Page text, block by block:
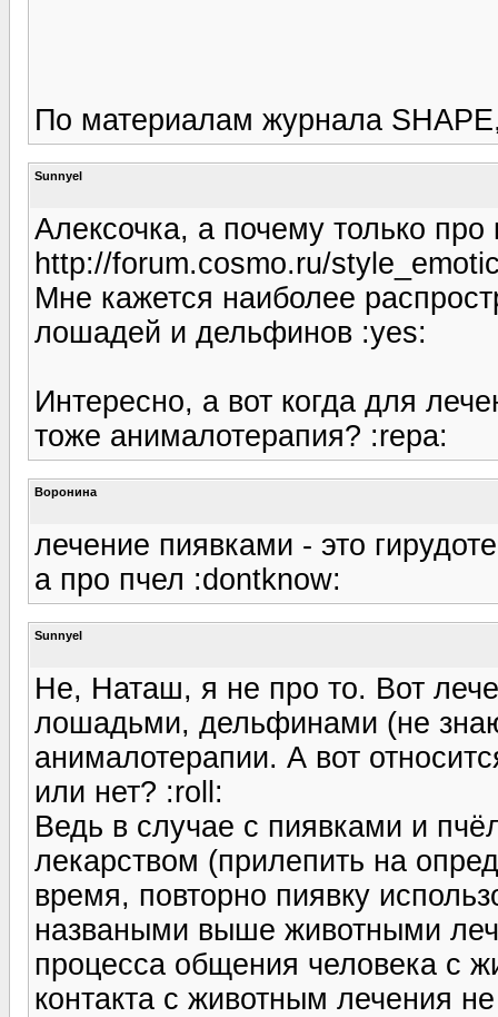
По материалам журнала
Sunnyel
Алексочка, а почему только про
http://forum.cosmo.ru/
Мне кажется наиболее
лошадей и дельфинов :yes:
Интересно, а вот когда для
тоже анималотерапия? :repa:
Воронина
лечение пиявками - это
а про пчел :dontknow:
Sunnyel
Не, Наташ, я не про то. Вот
лошадьми, дельфинами (не
анималотерапии. А вот
или нет? :roll:
Ведь в случае с пиявками и
лекарством (прилепить на
время, повторно пиявку
назваными выше животными
процесса общения человека с
контакта с животным лечения